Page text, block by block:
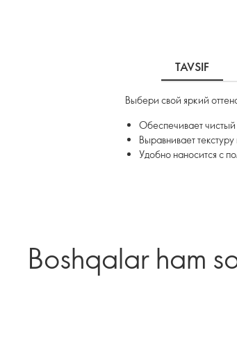
TAVSIF
Выбери свой яркий
Обеспечивает
Выравнивает текстуру
Удобно наносится с
Boshqalar ham